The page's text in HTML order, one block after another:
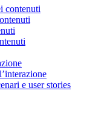
contenuti
e user stories